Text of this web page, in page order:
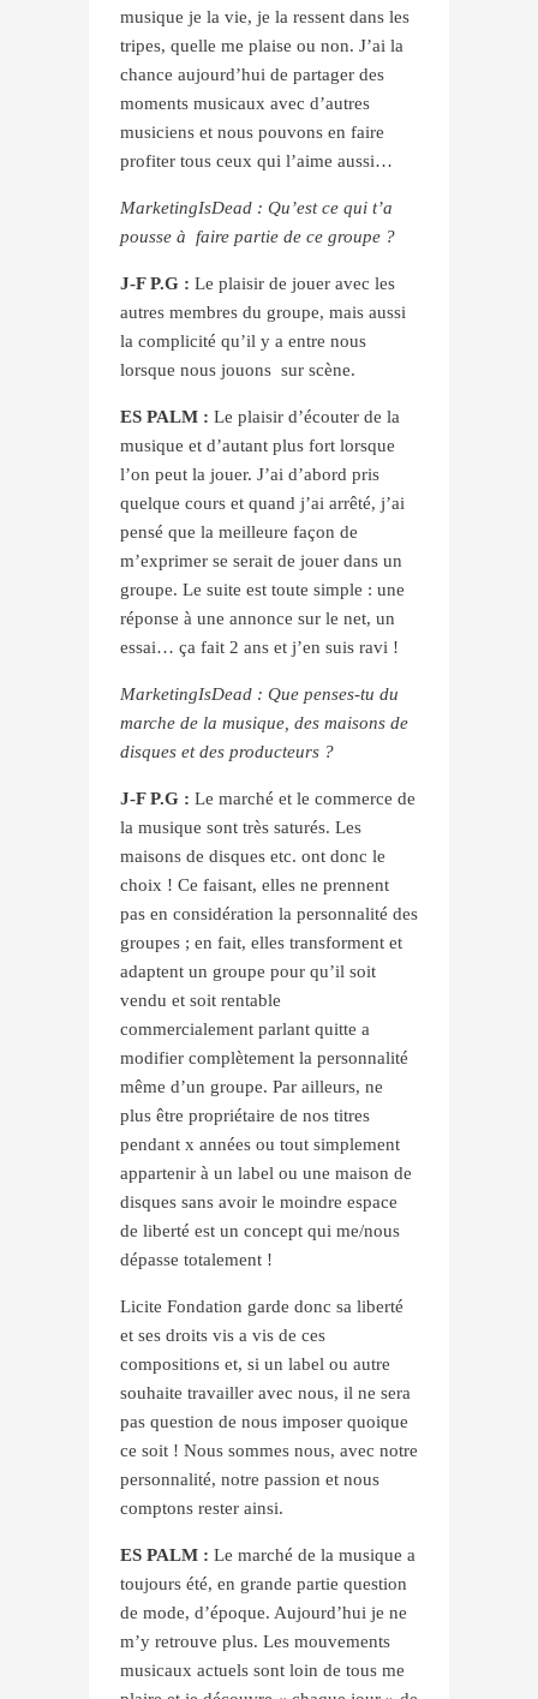
musique je la vie, je la ressent dans les
tripes, quelle me plaise ou non. J’ai la
chance aujourd’hui de partager des
moments musicaux avec d’autres
musiciens et nous pouvons en faire
profiter tous ceux qui l’aime aussi…
MarketingIsDead : Qu’est ce qui t’a
pousse à faire partie de ce groupe ?
J-F P.G : Le plaisir de jouer avec les
autres membres du groupe, mais aussi
la complicité qu’il y a entre nous
lorsque nous jouons sur scène.
ES PALM : Le plaisir d’écouter de la
musique et d’autant plus fort lorsque
l’on peut la jouer. J’ai d’abord pris
quelque cours et quand j’ai arrêté, j’ai
pensé que la meilleure façon de
m’exprimer se serait de jouer dans un
groupe. Le suite est toute simple : une
réponse à une annonce sur le net, un
essai… ça fait 2 ans et j’en suis ravi !
MarketingIsDead : Que penses-tu du
marche de la musique, des maisons de
disques et des producteurs ?
J-F P.G : Le marché et le commerce de
la musique sont très saturés. Les
maisons de disques etc. ont donc le
choix ! Ce faisant, elles ne prennent
pas en considération la personnalité des
groupes ; en fait, elles transforment et
adaptent un groupe pour qu’il soit
vendu et soit rentable
commercialement parlant quitte a
modifier complètement la personnalité
même d’un groupe. Par ailleurs, ne
plus être propriétaire de nos titres
pendant x années ou tout simplement
appartenir à un label ou une maison de
disques sans avoir le moindre espace
de liberté est un concept qui me/nous
dépasse totalement !
Licite Fondation garde donc sa liberté
et ses droits vis a vis de ces
compositions et, si un label ou autre
souhaite travailler avec nous, il ne sera
pas question de nous imposer quoique
ce soit ! Nous sommes nous, avec notre
personnalité, notre passion et nous
comptons rester ainsi.
ES PALM : Le marché de la musique a
toujours été, en grande partie question
de mode, d’époque. Aujourd’hui je ne
m’y retrouve plus. Les mouvements
musicaux actuels sont loin de tous me